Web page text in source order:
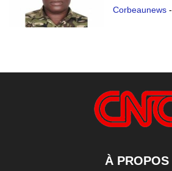
Corbeaunews -
À PROPOS